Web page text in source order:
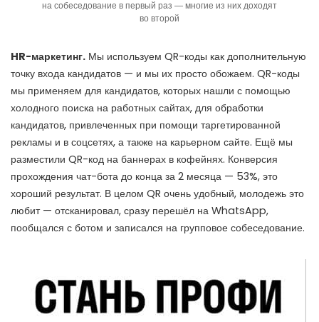
на собеседование в первый раз — многие из них доходят
во второй
HR-маркетинг. Мы используем QR-коды как дополнительную
точку входа кандидатов — и мы их просто обожаем. QR-коды
мы применяем для кандидатов, которых нашли с помощью
холодного поиска на работных сайтах, для обработки
кандидатов, привлеченных при помощи таргетированной
рекламы и в соцсетях, а также на карьерном сайте. Ещё мы
разместили QR-код на баннерах в кофейнях. Конверсия
прохождения чат-бота до конца за 2 месяца — 53%, это
хороший результат. В целом QR очень удобный, молодежь это
любит — отсканировал, сразу перешёл на WhatsApp,
пообщался с ботом и записался на групповое собеседование.